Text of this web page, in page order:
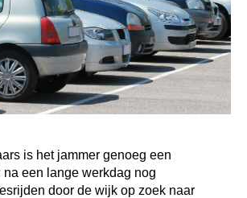
is het jammer genoeg een
een lange werkdag nog
door de wijk op zoek naar